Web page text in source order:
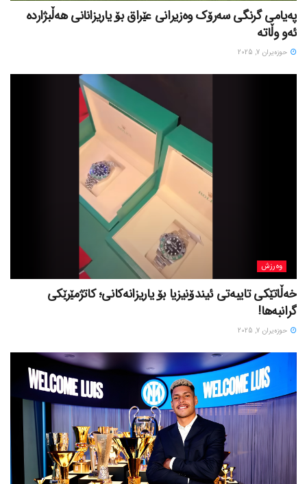
پەیامی گرنگی سەرۆک وەزیرانی عێراق بۆ یاریزانانی هەڵبژارده
ئەو وڵاتە
حوزه‌یران 7, 2025
وەرزش
خەڵاتێکی تایبەتی ئیندۆنیزیا بۆ یاریزانەکانی؛ کاتژمێرێکی
گرانبەها!
حوزه‌یران 7, 2025